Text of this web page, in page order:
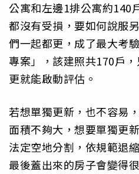
公寓和左邊1排公寓約140
都沒有受損，要如何說服
們一起都更，成了最大考
專案」，該建照共170戶
更就能啟動評估。
若想單獨更新，也不容易
面積不夠大，想要單獨更
法定空地分割，依規範退
最後蓋出來的房子會變得